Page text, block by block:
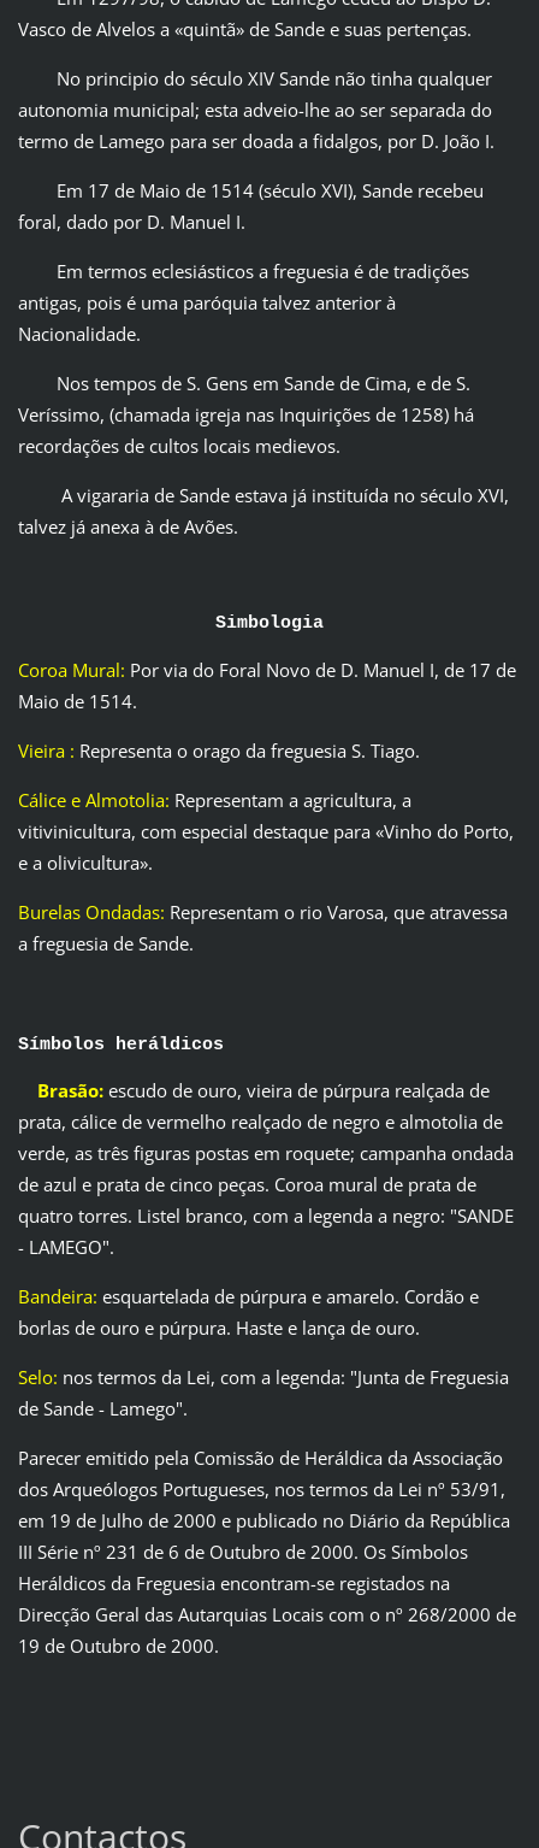
Vasco de Alvelos a «quintã» de Sande e suas pertenças.
No principio do século XIV Sande não tinha qualquer
autonomia municipal; esta adveio-lhe ao ser separada do
termo de Lamego para ser doada a fidalgos, por D. João I.
Em 17 de Maio de 1514 (século XVI), Sande recebeu
foral, dado por D. Manuel I.
Em termos eclesiásticos a freguesia é de tradições
antigas, pois é uma paróquia talvez anterior à
Nacionalidade.
Nos tempos de S. Gens em Sande de Cima, e de S.
Veríssimo, (chamada igreja nas Inquirições de 1258) há
recordações de cultos locais medievos.
A vigararia de Sande estava já instituída no século XVI,
talvez já anexa à de Avões.
Simbologia
Coroa Mural: Por via do Foral Novo de D. Manuel I, de 17 de
Maio de 1514.
Vieira : Representa o orago da freguesia S. Tiago.
Cálice e Almotolia: Representam a agricultura, a
vitivinicultura, com especial destaque para «Vinho do Porto,
e a olivicultura».
Burelas Ondadas: Representam o rio Varosa, que atravessa
a freguesia de Sande.
Símbolos heráldicos
Brasão:escudo de ouro, vieira de púrpura realçada de
prata, cálice de vermelho realçado de negro e almotolia de
verde, as três figuras postas em roquete; campanha ondada
de azul e prata de cinco peças. Coroa mural de prata de
quatro torres. Listel branco, com a legenda a negro: "SANDE
- LAMEGO".
Bandeira: esquartelada de púrpura e amarelo. Cordão e
borlas de ouro e púrpura. Haste e lança de ouro.
Selo: nos termos da Lei, com a legenda: "Junta de Freguesia
de Sande - Lamego".
Parecer emitido pela Comissão de Heráldica da Associação
dos Arqueólogos Portugueses, nos termos da Lei nº 53/91,
em 19 de Julho de 2000 e publicado no Diário da República
III Série nº 231 de 6 de Outubro de 2000. Os Símbolos
Heráldicos da Freguesia encontram-se registados na
Direcção Geral das Autarquias Locais com o nº 268/2000 de
19 de Outubro de 2000.
Contactos